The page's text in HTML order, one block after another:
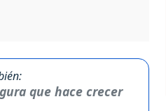
que hace crecer